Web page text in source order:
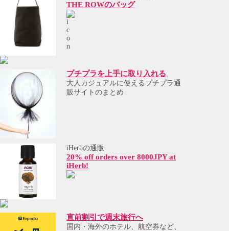
THE ROWのバッグ
プチプラを上手に取り入れる
大人カジュアルに使えるプチプラ通
販サイトのまとめ
iHerbの通販
20% off orders over 8000JPY at
iHerb!
直前割引で週末旅行へ
国内・海外のホテル、航空券など、